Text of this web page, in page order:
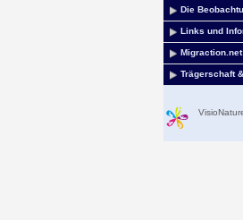
Die
Links und
Migraction.net
Trägerschaft